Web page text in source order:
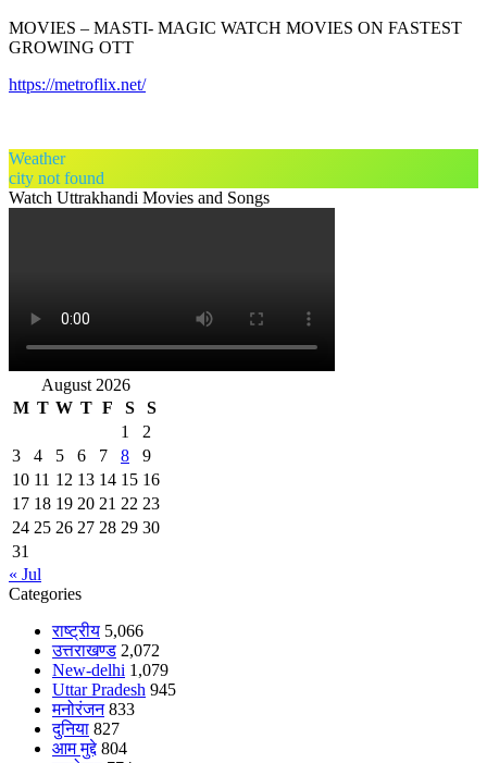
MOVIES – MASTI- MAGIC WATCH MOVIES ON FASTEST
GROWING OTT
https://metroflix.net/
Weather
city not found
Watch Uttrakhandi Movies and Songs
August 2026
M T W T F S
S
1
2
3
4 5 6 7 8
9
10 11 12 13 14 15 16
17 18 19 20 21 22 23
24 25 26 27 28 29 30
31
« Jul
Categories
राष्ट्रीय 5,066
उत्तराखण्ड 2,072
New-delhi 1,079
Uttar Pradesh 945
मनोरंजन 833
दुनिया 827
आम मुद्दे 804